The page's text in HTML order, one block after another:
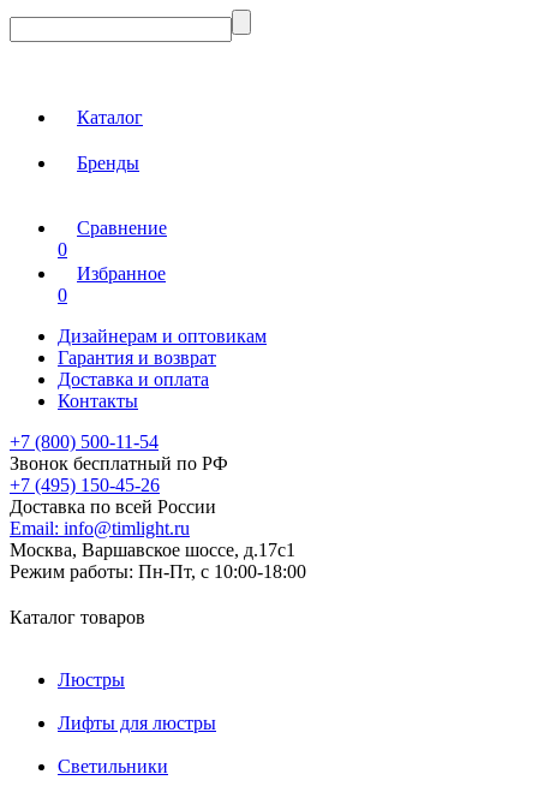
Каталог
Бренды
Сравнение
0
Избранное
0
Дизайнерам и оптовикам
Гарантия и возврат
Доставка и оплата
Контакты
+7 (800) 500-11-54
Звонок бесплатный по РФ
+7 (495) 150-45-26
Доставка по всей России
Email: info@timlight.ru
Москва, Варшавское шоссе, д.17c1
Режим работы: Пн-Пт, с 10:00-18:00
Каталог товаров
Люстры
Лифты для люстры
Светильники